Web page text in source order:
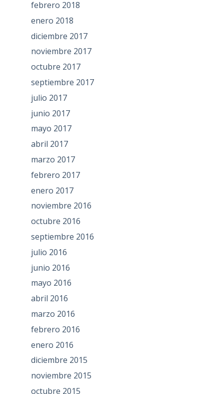
febrero 2018
enero 2018
diciembre 2017
noviembre 2017
octubre 2017
septiembre 2017
julio 2017
junio 2017
mayo 2017
abril 2017
marzo 2017
febrero 2017
enero 2017
noviembre 2016
octubre 2016
septiembre 2016
julio 2016
junio 2016
mayo 2016
abril 2016
marzo 2016
febrero 2016
enero 2016
diciembre 2015
noviembre 2015
octubre 2015